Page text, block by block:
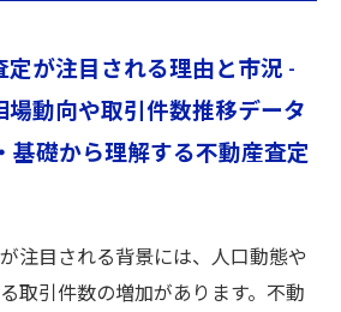
が注目される理由と市況 -
動向や取引件数推移データ
基礎から理解する不動産査定
注目される背景には、人口動態や
取引件数の増加があります。不動